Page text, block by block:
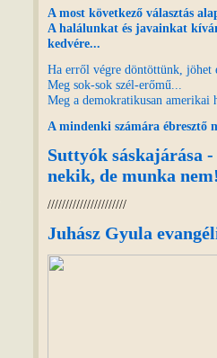
A most következő választás
A halálunkat és javainkat
kedvére...
Ha erről végre döntöttünk, jöhet
Meg sok-sok szél-erőmű...
Meg a demokratikusan amerikai
A mindenki számáraébresztő
Suttyók sáskajárása
nekik, de munka
//////////////////////
Juhász Gyula